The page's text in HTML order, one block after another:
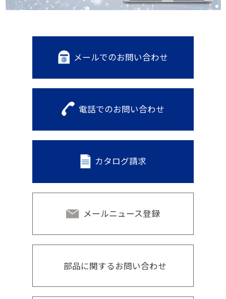
メールでのお問い合わせ
電話でのお問い合わせ
カタログ請求
メールニュース登録
部品に関するお問い合わせ